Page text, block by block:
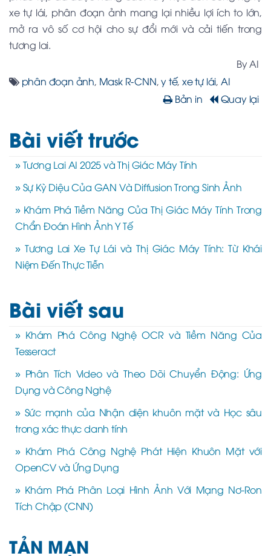
xe tự lái, phân đoạn ảnh mang lại nhiều lợi ích to lớn,
mở ra vô số cơ hội cho sự đổi mới và cải tiến trong
tương lai.
By AI
phân đoạn ảnh, Mask R-CNN,y tế,xe tự lái, AI
Bản in
Quay lại
Bài viết trước
» Tương Lai AI 2025 và Thị Giác Máy Tính
» Sự Kỳ Diệu Của GAN Và Diffusion Trong Sinh Ảnh
» Khám Phá Tiềm Năng Của Thị Giác Máy Tính Trong
Chẩn Đoán Hình Ảnh Y Tế
» Tương Lai Xe Tự Lái và Thị Giác Máy Tính: Từ Khái
Niệm Đến Thực Tiễn
Bài viết sau
» Khám Phá Công Nghệ OCR và Tiềm Năng Của
Tesseract
» Phân Tích Video và Theo Dõi Chuyển Động: Ứng
Dụng và Công Nghệ
» Sức mạnh của Nhận diện khuôn mặt và Học sâu
trong xác thực danh tính
» Khám Phá Công Nghệ Phát Hiện Khuôn Mặt với
OpenCV và Ứng Dụng
» Khám Phá Phân Loại Hình Ảnh Với Mạng Nơ-Ron
Tích Chập (CNN)
TẢN MẠN